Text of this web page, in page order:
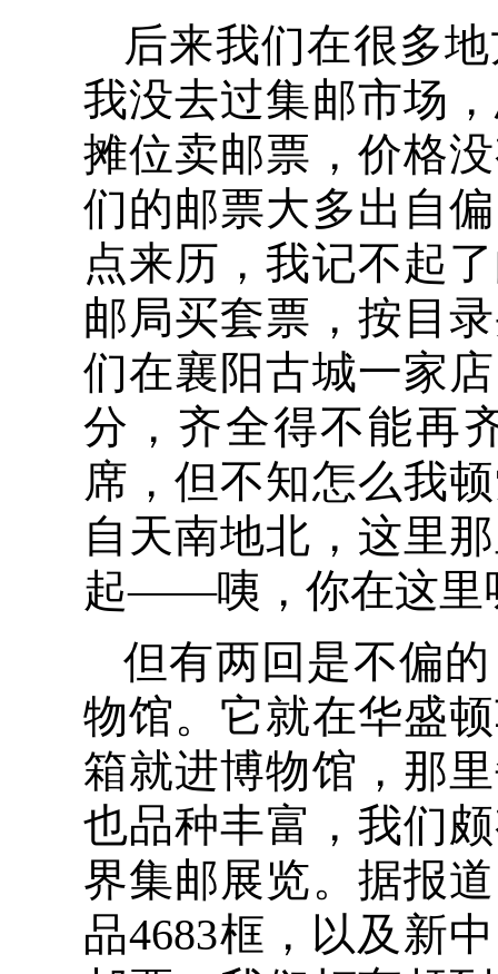
后来我们在很多
我没去过集邮市场
摊位卖邮票，价格
们的邮票大多出自
点来历，我记不起
邮局买套票，按目
们在襄阳古城一家
分，齐全得不能再
席，但不知怎么我
自天南地北，这里
起——咦，你在这里
但有两回是不偏
物馆。它就在华盛
箱就进博物馆，那
也品种丰富，我们
界集邮展览。据报
品4683框，以及新